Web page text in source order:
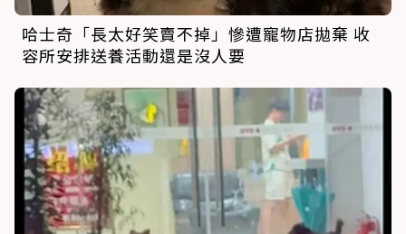
哈士奇「長太好笑賣不掉」慘遭寵物店拋棄 收
容所安排送養活動還是沒人要